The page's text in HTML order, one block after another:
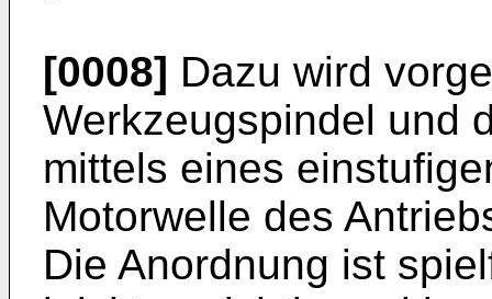
[0008] Dazu wird
Werkzeugspindel und
mittels eines
Motorwelle des
Die Anordnung ist